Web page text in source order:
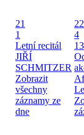
21
1
Letní recitál
JIŘÍ
SCHMITZER
Zobrazit
všechny
záznamy ze
dne
22
4